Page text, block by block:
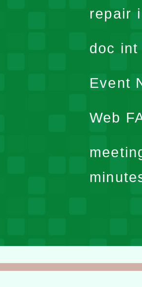
repair
doc
Event
Web